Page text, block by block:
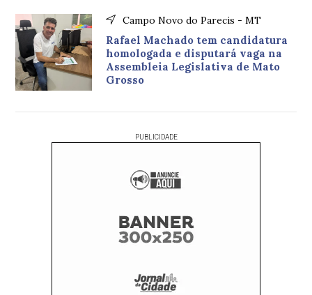
Campo Novo do Parecis - MT
Rafael Machado tem candidatura
homologada e disputará vaga na
Assembleia Legislativa de Mato
Grosso
PUBLICIDADE